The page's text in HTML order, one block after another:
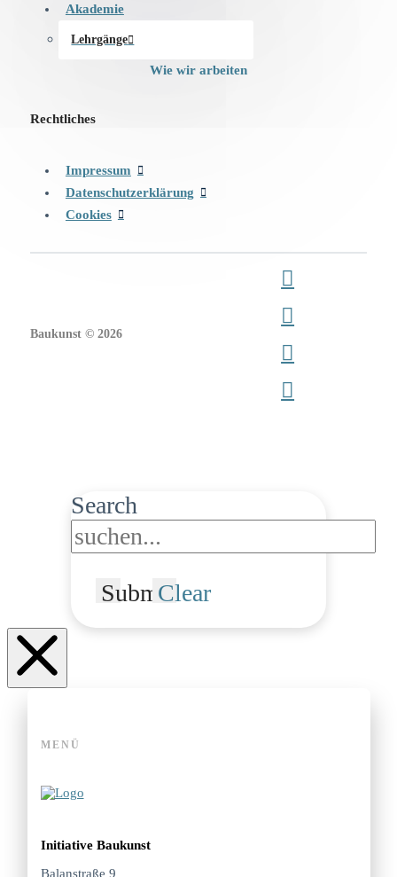
Akademie
Lehrgänge
Wie wir arbeiten
Rechtliches
Impressum
Datenschutzerklärung
Cookies
Baukunst © 2026
Search
SubmitClear
MENÜ
Initiative Baukunst
Balanstraße 9